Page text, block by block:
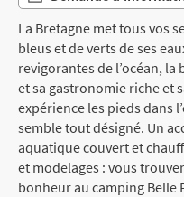
La Bretagne met tous vos
bleus et de verts de ses
revigorantes de l’océan, la
et sa gastronomie riche et
expérience les pieds dans
semble tout désigné. Un
aquatique couvert et
et modelages : vous
bonheur au camping Belle